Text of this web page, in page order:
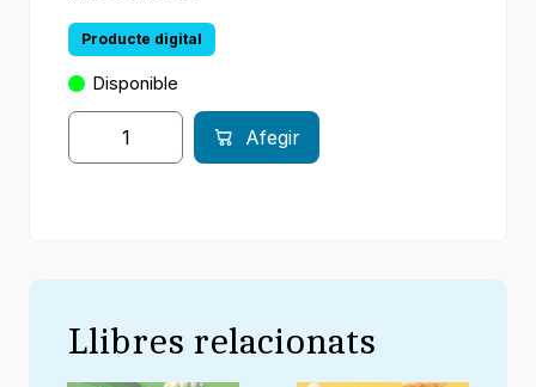
Producte digital
Disponible
Afegir
Llibres relacionats